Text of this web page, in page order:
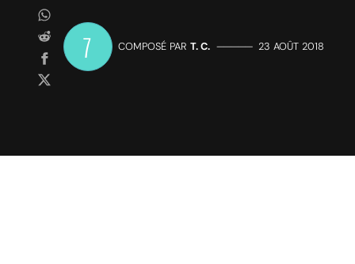
7 COMPOSÉ PAR T. C. ————— 23 AOÛT 2018